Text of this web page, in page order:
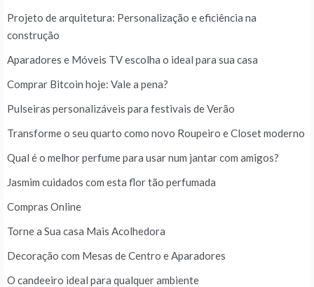
Projeto de arquitetura: Personalização e eficiência na
construção
Aparadores e Móveis TV escolha o ideal para sua casa
Comprar Bitcoin hoje: Vale a pena?
Pulseiras personalizáveis para festivais de Verão
Transforme o seu quarto como novo Roupeiro e Closet moderno
Qual é o melhor perfume para usar num jantar com amigos?
Jasmim cuidados com esta flor tão perfumada
Compras Online
Torne a Sua casa Mais Acolhedora
Decoração com Mesas de Centro e Aparadores
O candeeiro ideal para qualquer ambiente